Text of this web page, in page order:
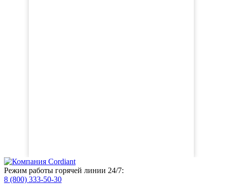
Режим работы горячей линии 24/7:
8 (800) 333-50-30